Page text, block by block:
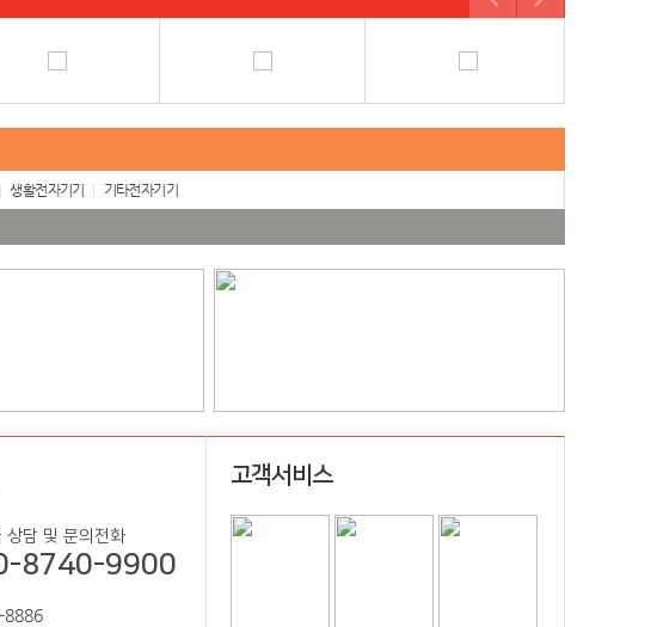
생활전자기기 기타전자기기
상담 및 문의전화
8740-9900
8886
고객서비스